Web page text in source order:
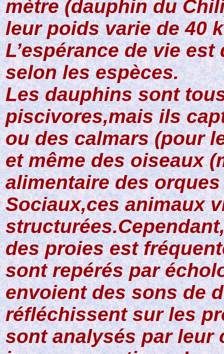
mètre (dauphin du
leur poids varie de 40
L’espérance de vie
selon les espèces.
Les dauphins sont
piscivores,mais ils
ou des calmars (pour
et même des oiseaux
alimentaire des
Sociaux,ces animaux
des proies est
sont repérés par
envoient des sons de
réfléchissent sur les
sont analysés par leur